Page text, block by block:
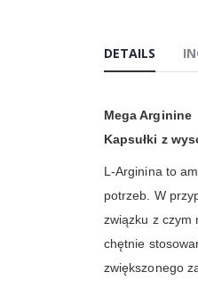
DETAILS
Mega Arginine
Kapsułki z
L-Arginina to
potrzeb. W
związku z czym
chętnie
zwiększonego